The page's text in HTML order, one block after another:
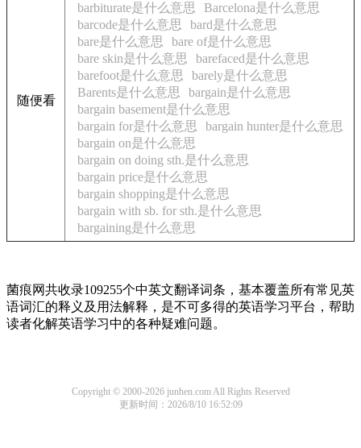
随便看
barbiturate是什么意思
Barcelona是什么意思
barcode是什么意思
bard是什么意思
bare是什么意思
bare of是什么意思
bare skin是什么意思
barefaced是什么意思
barefoot是什么意思
barely是什么意思
Barents是什么意思
bargain是什么意思
bargain basement是什么意思
bargain for是什么意思
bargain hunter是什么意思
bargain on是什么意思
bargain on doing sth.是什么意思
bargain price是什么意思
bargain shopping是什么意思
bargain with sb. for sth.是什么意思
bargaining是什么意思
菌痕网共收录109255个中英文翻译词条，基本覆盖所有常见英
语词汇的释义及用法解释，是不可多得的英语学习平台，帮助
读者化解英语学习中的各种疑难问题。
Copyright © 2000-2026 junhen.com All Rights Reserved
更新时间：2026/8/10 16:52:09